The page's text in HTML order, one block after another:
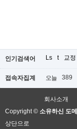
인기검색어 Ls t 교정
접속자집계 오늘 389
회사소개
Copyright © 소유하신 도
상단으로